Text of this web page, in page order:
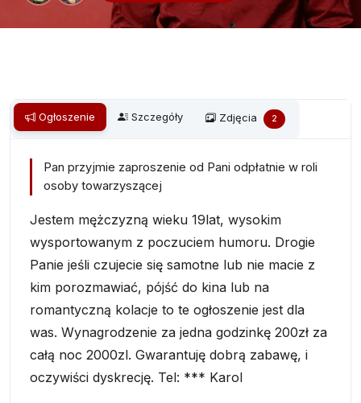
Ogłoszenie Szczegóły Zdjęcia 2
Pan przyjmie zaproszenie od Pani odpłatnie w roli
osoby towarzyszącej
Jestem mężczyzną wieku 19lat, wysokim
wysportowanym z poczuciem humoru. Drogie
Panie jeśli czujecie się samotne lub nie macie z
kim porozmawiać, pójść do kina lub na
romantyczną kolacje to te ogłoszenie jest dla
was. Wynagrodzenie za jedna godzinkę 200zł za
całą noc 2000zl. Gwarantuję dobrą zabawę, i
oczywiści dyskrecję. Tel: *** Karol